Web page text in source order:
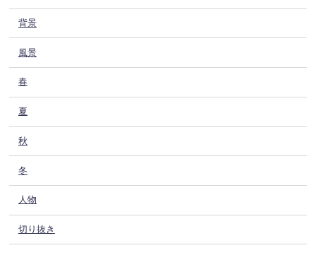
背景
風景
春
夏
秋
冬
人物
切り抜き